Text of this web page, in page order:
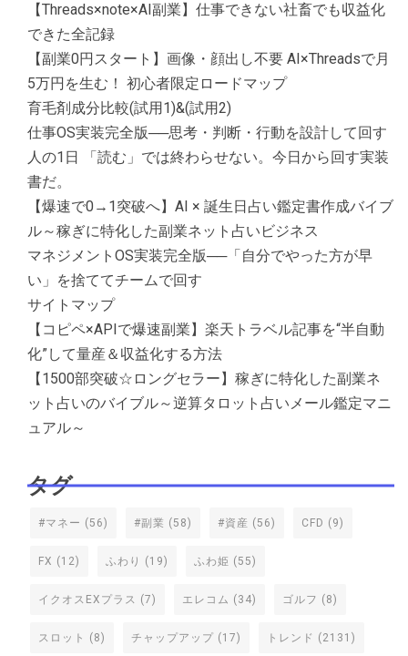
【Threads×note×AI副業】仕事できない社畜でも収益化
できた全記録
【副業0円スタート】画像・顔出し不要 AI×Threadsで月
5万円を生む！ 初心者限定ロードマップ
育毛剤成分比較(試用1)&(試用2)
仕事OS実装完全版──思考・判断・行動を設計して回す
人の1日 「読む」では終わらせない。今日から回す実装
書だ。
【爆速で0→1突破へ】AI × 誕生日占い鑑定書作成バイブ
ル～稼ぎに特化した副業ネット占いビジネス
マネジメントOS実装完全版──「自分でやった方が早
い」を捨ててチームで回す
サイトマップ
【コピペ×APIで爆速副業】楽天トラベル記事を“半自動
化”して量産＆収益化する方法
【1500部突破☆ロングセラー】稼ぎに特化した副業ネ
ット占いのバイブル～逆算タロット占いメール鑑定マニ
ュアル～
タグ
#マネー (56) #副業 (58) #資産 (56) CFD (9)
FX (12) ふわり (19) ふわ姫 (55)
イクオスEXプラス (7) エレコム (34) ゴルフ (8)
スロット (8) チャップアップ (17) トレンド (2131)